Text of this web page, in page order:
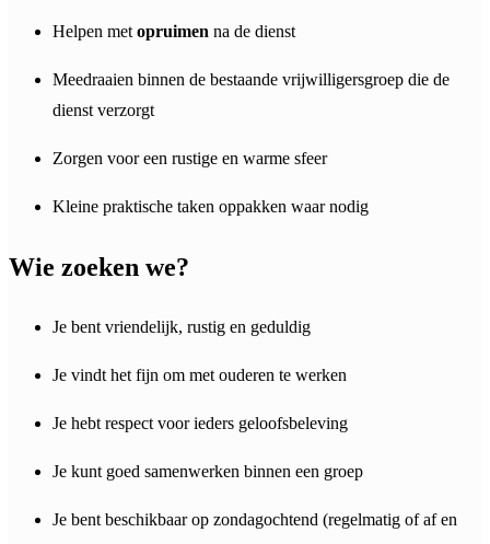
Helpen met opruimen na de dienst
Meedraaien binnen de bestaande vrijwilligersgroep die de
dienst verzorgt
Zorgen voor een rustige en warme sfeer
Kleine praktische taken oppakken waar nodig
Wie zoeken we?
Je bent vriendelijk, rustig en geduldig
Je vindt het fijn om met ouderen te werken
Je hebt respect voor ieders geloofsbeleving
Je kunt goed samenwerken binnen een groep
Je bent beschikbaar op zondagochtend (regelmatig of af en